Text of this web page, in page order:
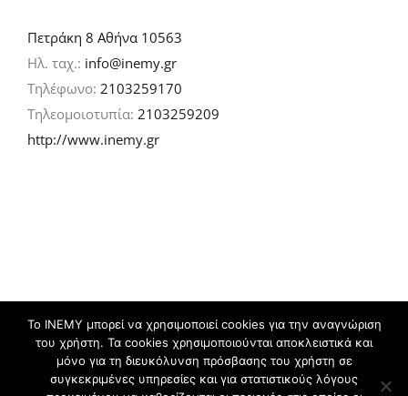
Πετράκη 8 Αθήνα 10563
Ηλ. ταχ.: info@inemy.gr
Τηλέφωνο: 2103259170
Τηλεομοιοτυπία: 2103259209
http://www.inemy.gr
©2026 IN.EM.Y | Σχεδιασμός & ανάπτυξη:
Το ΙΝΕΜΥ μπορεί να χρησιμοποιεί cookies για την αναγνώριση
του χρήστη. Τα cookies χρησιμοποιούνται αποκλειστικά και
μόνο για τη διευκόλυνση πρόσβασης του χρήστη σε
συγκεκριμένες υπηρεσίες και για στατιστικούς λόγους